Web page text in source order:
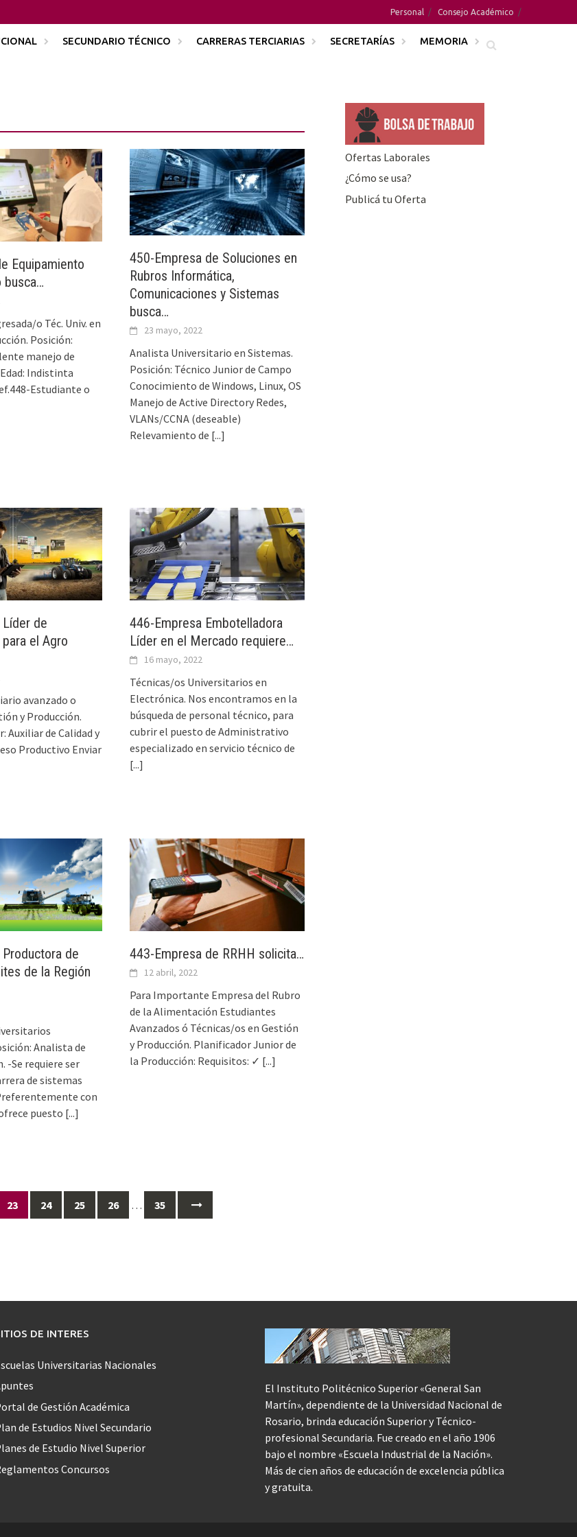
Personal Consejo Académico
SECUNDARIO TÉCNICO CARRERAS TERCIARIAS SECRETARÍAS MEMORIA
Equipamiento
busca…
o Téc. Univ. en
Posición:
manejo de
Indistinta
Estudiante o
450-Empresa de Soluciones en
Rubros Informática,
Comunicaciones y Sistemas
busca…
23 mayo, 2022
Analista Universitario en Sistemas.
Posición: Técnico Junior de Campo
Conocimiento de Windows, Linux, OS
Manejo de Active Directory Redes,
VLANs/CCNA (deseable)
Relevamiento de [...]
de
el Agro
avanzado o
y Producción.
Auxiliar de Calidad y
Productivo Enviar
446-Empresa Embotelladora
Líder en el Mercado requiere…
16 mayo, 2022
Técnicas/os Universitarios en
Electrónica. Nos encontramos en la
búsqueda de personal técnico, para
cubrir el puesto de Administrativo
especializado en servicio técnico de
[...]
de
de la Región
Analista de
-Se requiere ser
de sistemas
con
puesto [...]
443-Empresa de RRHH solicita…
12 abril, 2022
Para Importante Empresa del Rubro
de la Alimentación Estudiantes
Avanzados ó Técnicas/os en Gestión
y Producción. Planificador Junior de
la Producción: Requisitos: ✓ [...]
23 24 25 26 … 35
Ofertas Laborales
¿Cómo se usa?
Publicá tu Oferta
DE INTERES
Universitarias Nacionales
de Gestión Académica
de Estudios Nivel Secundario
de Estudio Nivel Superior
Concursos
El Instituto Politécnico Superior «General San
Martín», dependiente de la Universidad Nacional de
Rosario, brinda educación Superior y Técnico-
profesional Secundaria. Fue creado en el año 1906
bajo el nombre «Escuela Industrial de la Nación».
Más de cien años de educación de excelencia pública
y gratuita.